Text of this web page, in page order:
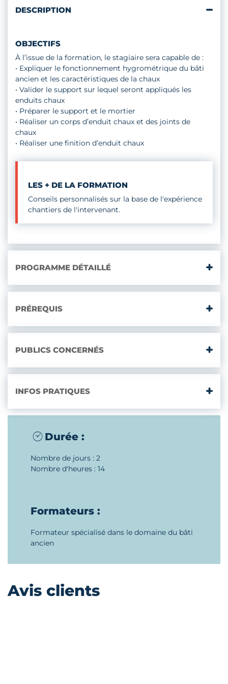
DESCRIPTION
OBJECTIFS
À l’issue de la formation, le stagiaire sera capable de :
• Expliquer le fonctionnement hygrométrique du bâti
ancien et les caractéristiques de la chaux
• Valider le support sur lequel seront appliqués les
enduits chaux
• Préparer le support et le mortier
• Réaliser un corps d’enduit chaux et des joints de
chaux
• Réaliser une finition d’enduit chaux
LES + DE LA FORMATION
Conseils personnalisés sur la base de l'expérience
chantiers de l'intervenant.
PROGRAMME DÉTAILLÉ
PRÉREQUIS
PUBLICS CONCERNÉS
INFOS PRATIQUES
Durée :
Nombre de jours : 2
Nombre d'heures : 14
Formateurs :
Formateur spécialisé dans le domaine du bâti
ancien
Avis clients